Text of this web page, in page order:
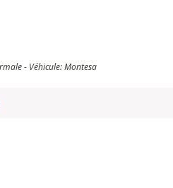
- Véhicule: Montesa